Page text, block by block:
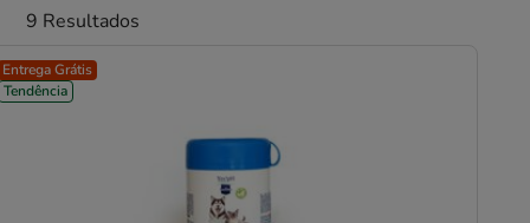
9 Resultados
Entrega Grátis
Tendência